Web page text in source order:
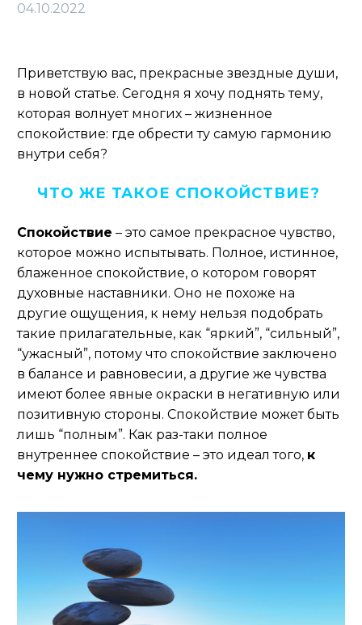
04.10.2022
Приветствую вас, прекрасные звездные души,
в новой статье. Сегодня я хочу поднять тему,
которая волнует многих – жизненное
спокойствие: где обрести ту самую гармонию
внутри себя?
ЧТО ЖЕ ТАКОЕ СПОКОЙСТВИЕ?
Спокойствие – это самое прекрасное чувство,
которое можно испытывать. Полное, истинное,
блаженное спокойствие, о котором говорят
духовные наставники. Оно не похоже на
другие ощущения, к нему нельзя подобрать
такие прилагательные, как “яркий”, “сильный”,
“ужасный”, потому что спокойствие заключено
в балансе и равновесии, а другие же чувства
имеют более явные окраски в негативную или
позитивную стороны. Спокойствие может быть
лишь “полным”. Как раз-таки полное
внутреннее спокойствие – это идеал того, к
чему нужно стремиться.